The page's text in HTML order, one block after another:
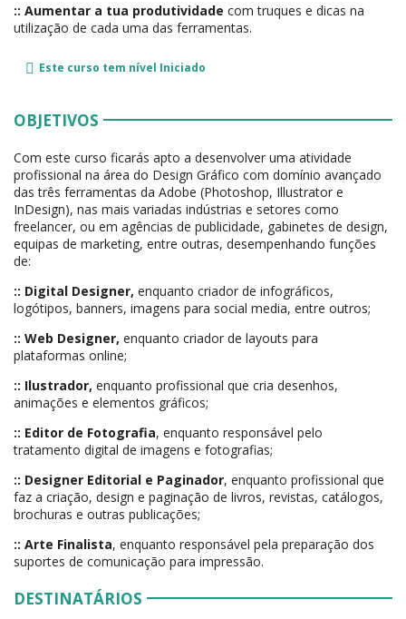
:: Aumentar a tua produtividade com truques e dicas na
utilização de cada uma das ferramentas.
Este curso tem nível Iniciado
OBJETIVOS
Com este curso ficarás apto a desenvolver uma atividade
profissional na área do Design Gráfico com domínio avançado
das três ferramentas da Adobe (Photoshop, Illustrator e
InDesign), nas mais variadas indústrias e setores como
freelancer, ou em agências de publicidade, gabinetes de design,
equipas de marketing, entre outras, desempenhando funções
de:
:: Digital Designer, enquanto criador de infográficos,
logótipos, banners, imagens para social media, entre outros;
:: Web Designer, enquanto criador de layouts para
plataformas online;
:: Ilustrador, enquanto profissional que cria desenhos,
animações e elementos gráficos;
:: Editor de Fotografia, enquanto responsável pelo
tratamento digital de imagens e fotografias;
:: Designer Editorial e Paginador, enquanto profissional que
faz a criação, design e paginação de livros, revistas, catálogos,
brochuras e outras publicações;
:: Arte Finalista, enquanto responsável pela preparação dos
suportes de comunicação para impressão.
DESTINATÁRIOS